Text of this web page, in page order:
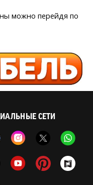
можно перейдя по
СЕТИ